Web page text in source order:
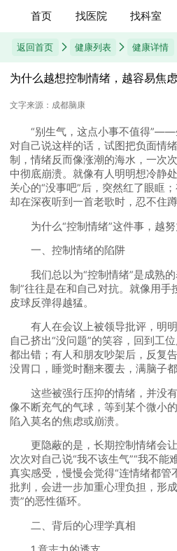
首页 找医院 找科室
返回首页 健康列表 健康详情
为什么越想控制情绪，越容易焦
文字来源：成都脑康
“别生气，这点小事不值得”——
对自己说这样的话，试图把负面情
制，情绪反而像涨潮的海水，一次
中彻底崩溃。就像有人明明想冷静
关心的“没事吧”后，突然红了眼眶
却在深夜听到一首老歌时，忍不住蹲
为什么“控制情绪”这件事，越努
一、控制情绪的陷阱
我们总以为“控制情绪”是成熟的
制”往往是在和自己对抗。就像用手
皮球反弹得越猛。
有人在会议上被领导批评，明明
自己挤出“没问题”的笑容，回到工
都出错；有人和朋友吵架后，反复
没胃口，睡觉时翻来覆去，满脑子都
这些被强行压抑的情绪，并没有
像不断充气的气球，等到某个微小
陷入莫名的焦虑或崩溃。
更隐蔽的是，长期控制情绪会让
次次对自己说“我不该生气”“我不能
真实感受，慢慢会觉得“连情绪都管
批判，会进一步加重心理负担，
责”的恶性循环。
二、背后的心理学真相